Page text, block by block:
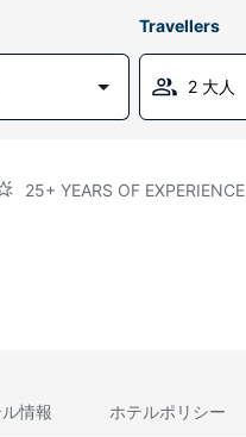
Travellers
2 大人
25+ YEARS OF EXPERIENCE
情報 ホテルポリシー